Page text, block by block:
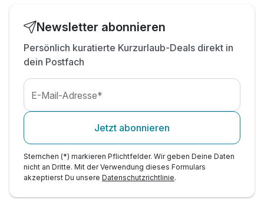
Newsletter abonnieren
Persönlich kuratierte Kurzurlaub-Deals direkt in
dein Postfach
E-Mail-Adresse*
Jetzt abonnieren
Sternchen (*) markieren Pflichtfelder. Wir geben Deine Daten
nicht an Dritte. Mit der Verwendung dieses Formulars
akzeptierst Du unsere Datenschutzrichtlinie.